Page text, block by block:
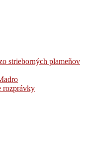
strieborných plameňov
rozprávky